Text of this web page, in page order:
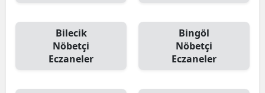
Bilecik
Nöbetçi
Eczaneler
Bingöl
Nöbetçi
Eczaneler